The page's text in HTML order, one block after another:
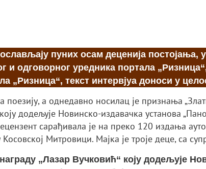
пуних осам деценија постојања,
одговорног уредника портала
„Ризница“, текст интервјуа доноси у
а однедавно носилац је признања
додељује Новинско-издавачка установа
сарађивала је на преко 120 издања
Митровици. Мајка је троје деце, са
„Лазар Вучковић“ коју додељује